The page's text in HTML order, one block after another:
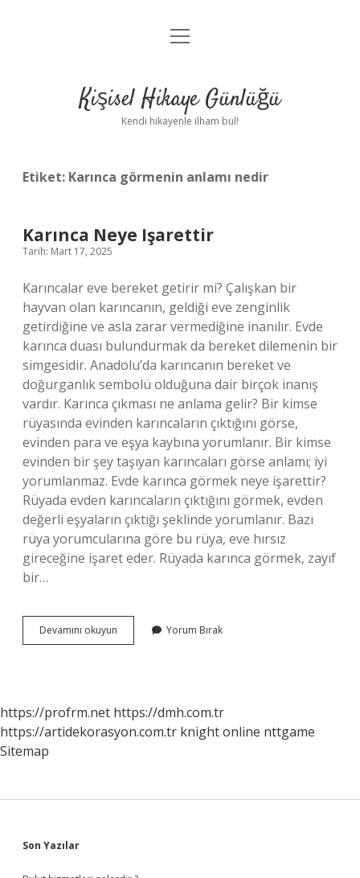
Anasayfa
Yasal Uyarı
menüyü
Kişisel Hikaye Günlüğü
Kendi hikayenle ilham bul!
Etiket: Karınca görmenin anlamı nedir
Karınca Neye Işarettir
Tarih: Mart 17, 2025
Karıncalar eve bereket getirir mi? Çalışkan bir
hayvan olan karıncanın, geldiği eve zenginlik
getirdiğine ve asla zarar vermediğine inanılır. Evde
karınca duası bulundurmak da bereket dilemenin bir
simgesidir. Anadolu’da karıncanın bereket ve
doğurganlık sembolü olduğuna dair birçok inanış
vardır. Karınca çıkması ne anlama gelir? Bir kimse
rüyasında evinden karıncaların çıktığını görse,
evinden para ve eşya kaybına yorumlanır. Bir kimse
evinden bir şey taşıyan karıncaları görse anlamı; iyi
yorumlanmaz. Evde karınca görmek neye işarettir?
Rüyada evden karıncaların çıktığını görmek, evden
değerli eşyaların çıktığı şeklinde yorumlanır. Bazı
rüya yorumcularına göre bu rüya, eve hırsız
gireceğine işaret eder. Rüyada karınca görmek, zayıf
bir…
Devamını okuyun
Neye
Yorum Bırak
https://profrm.net https://dmh.com.tr
https://artidekorasyon.com.tr knight online nttgame
Sitemap
Sidebar
Son Yazılar